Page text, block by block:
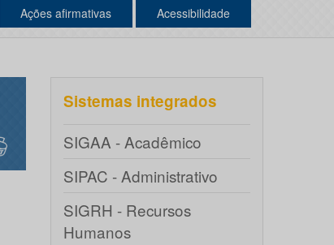
Ações afirmativas Acessibilidade
Sistemas integrados
SIGAA - Acadêmico
SIPAC - Administrativo
SIGRH - Recursos
Humanos